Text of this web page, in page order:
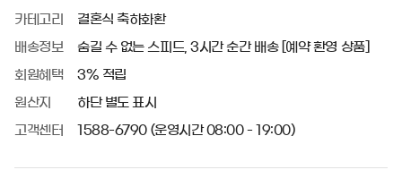
카테고리 결혼식 축하화환
배송정보 숨길 수 없는 스피드, 3시간 순간 배송 [예약 환영 상품]
회원혜택 3% 적립
원산지 하단 별도 표시
고객센터 1588-6790 (운영시간 08:00 - 19:00)